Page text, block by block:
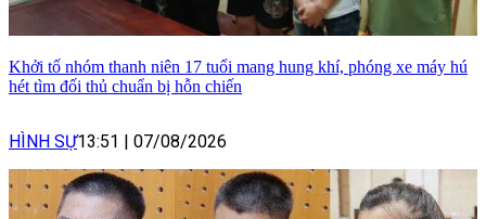
Khởi tố nhóm thanh niên 17 tuổi mang hung khí, phóng xe máy hú
hét tìm đối thủ chuẩn bị hỗn chiến
HÌNH SỰ13:51 | 07/08/2026